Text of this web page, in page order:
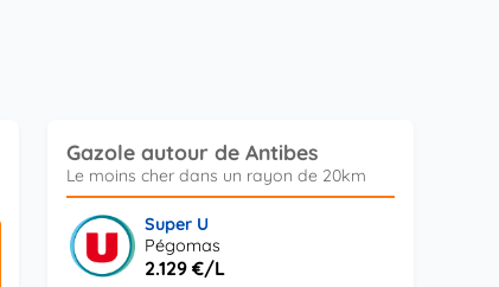
Gazole autour de Antibes
Super U
Pégomas
2.129 €/L